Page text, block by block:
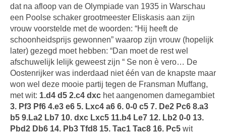
dat na afloop van de Olympiade van 1935 in Warschau
een Poolse schaker grootmeester Eliskasis aan zijn
vrouw voorstelde met de woorden: “Hij heeft de
schoonheidsprijs gewonnen” waarop zijn vrouw (hopelijk
later) gezegd moet hebben: “Dan moet de rest wel
afschuwelijk lelijk geweest zijn “ Se non è vero… De
Oostenrijker was inderdaad niet één van de knapste maar
won wel deze mooie partij tegen de Fransman Muffang,
met wit: 1.d4 d5 2.c4 dxc het aangenomen damegambiet
3. Pf3 Pf6 4.e3 e6 5. Lxc4 a6 6. 0-0 c5 7. De2 Pc6 8.a3
b5 9.La2 Lb7 10. dxc Lxc5 11.b4 Le7 12. Lb2 0-0 13.
Pbd2 Db6 14. Pb3 Tfd8 15. Tac1 Tac8 16. Pc5 wit